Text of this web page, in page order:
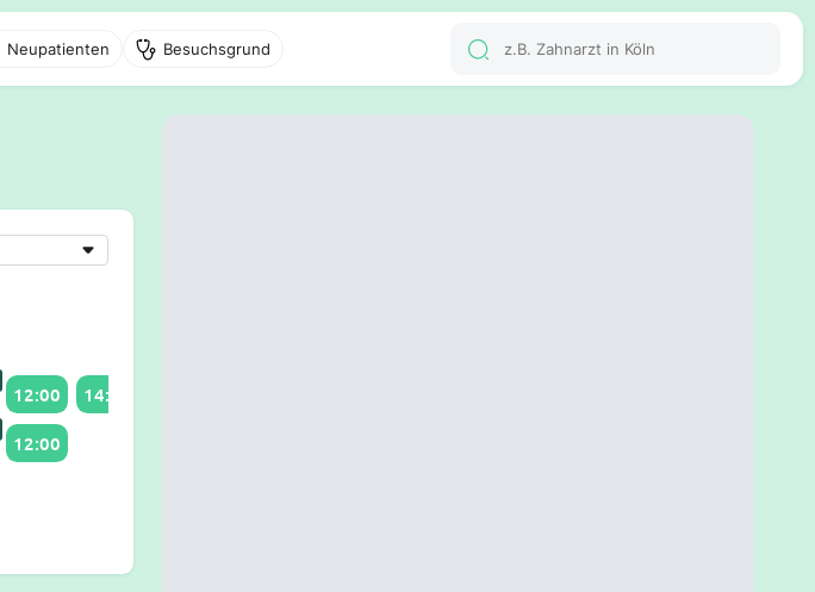
Neupatienten Besuchsgrund
12:00 14:15
12:00